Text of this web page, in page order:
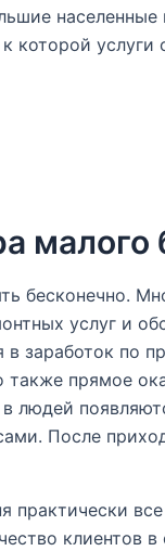
которой услуги
бесконечно.
услуг и
в заработок
также прямое
людей
После
практически
клиентов